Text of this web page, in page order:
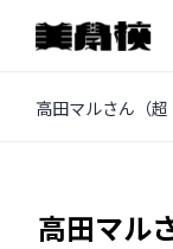
高田マル